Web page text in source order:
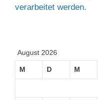
verarbeitet werden.
August 2026
M D M